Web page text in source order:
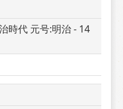
時代 元号:明治 - 14